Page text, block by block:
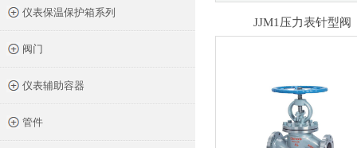
仪表保温保护箱系列
阀门
仪表辅助容器
管件
JJM1压力表针型阀